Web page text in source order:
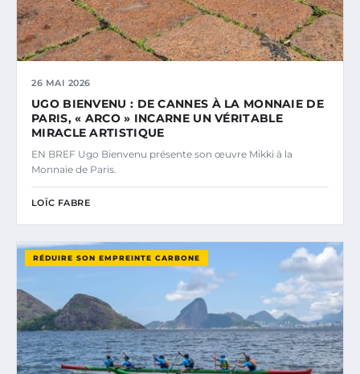
26 MAI 2026
UGO BIENVENU : DE CANNES À LA MONNAIE DE
PARIS, « ARCO » INCARNE UN VÉRITABLE
MIRACLE ARTISTIQUE
EN BREF Ugo Bienvenu présente son œuvre Mikki à la
Monnaie de Paris.
LOÏC FABRE
RÉDUIRE SON EMPREINTE CARBONE